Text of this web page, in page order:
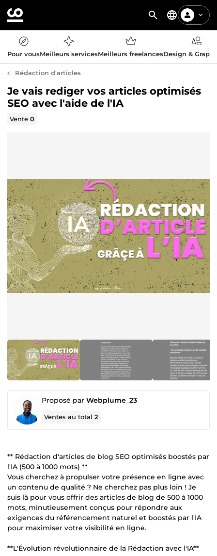
Pour vousMeilleurs servicesMeilleurs freelancesDesign &
Rédaction d'articles
Je vais rediger vos articles optimisés
SEO avec l'aide de l'IA
Vente0
Proposé par Webplume_23
Ventes au total2
** Rédaction d'articles de blog SEO optimisés boostés par
l'IA (500 à 1000 mots) **
Vous cherchez à propulser votre présence en ligne avec
un contenu de qualité ? Ne cherchez pas plus loin ! Je
suis là pour vous offrir des articles de blog de 500 à 1000
mots, minutieusement conçus pour répondre aux
exigences du référencement naturel et boostés par l'IA
pour maximiser votre visibilité en ligne.
**L'Évolution révolutionnaire de la Rédaction avec l'IA**